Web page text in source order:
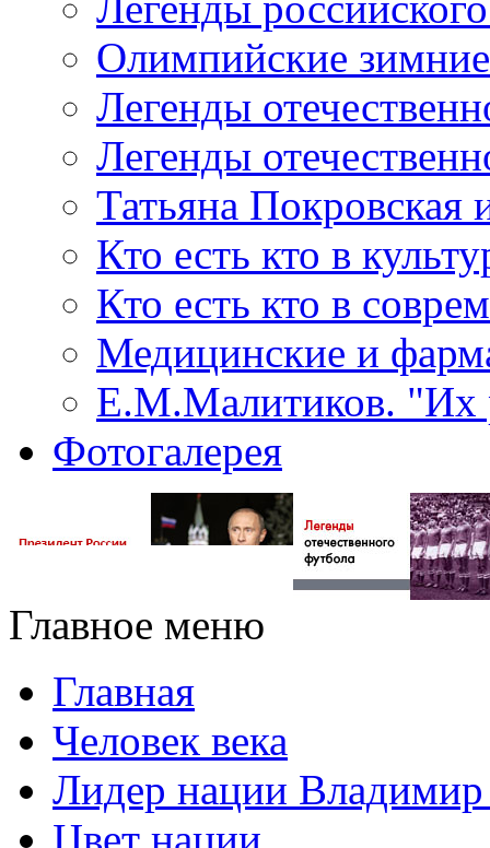
Олимпийские
Легенды
Легенды
Татьяна Покровская
Кто есть кто в
Кто есть кто в
Медицинские и
Е.М.Малитиков. "Их
Фотогалерея
Главное меню
Главная
Человек века
Лидер нации